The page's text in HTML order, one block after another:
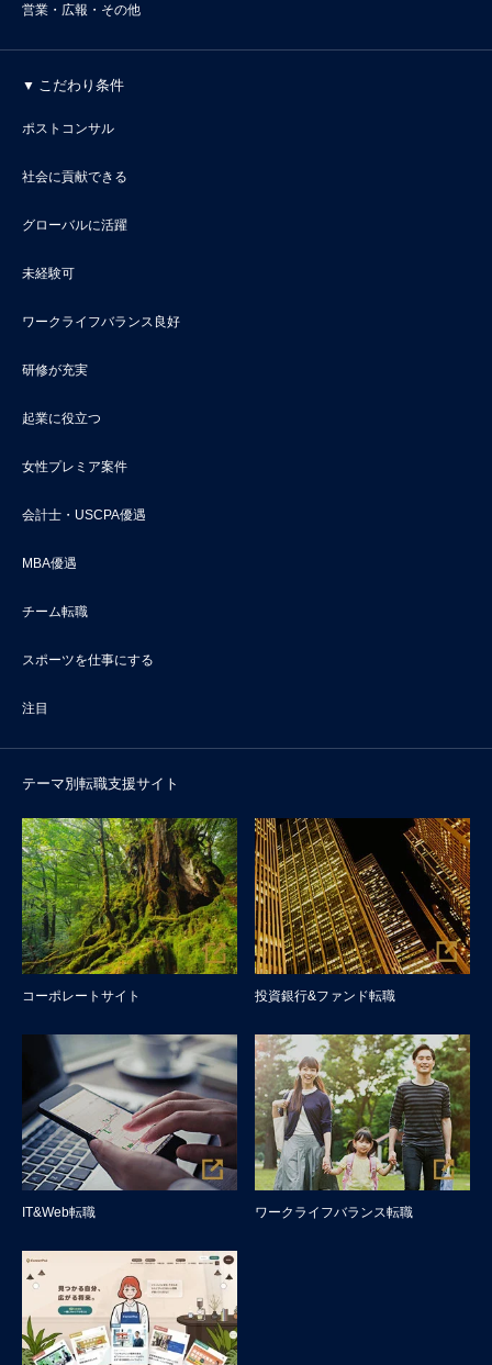
営業・広報・その他
こだわり条件
ポストコンサル
社会に貢献できる
グローバルに活躍
未経験可
ワークライフバランス良好
研修が充実
起業に役立つ
女性プレミア案件
会計士・USCPA優遇
MBA優遇
チーム転職
スポーツを仕事にする
注目
テーマ別転職支援サイト
コーポレートサイト 投資銀行&ファンド転職
IT&Web転職 ワークライフバランス転職